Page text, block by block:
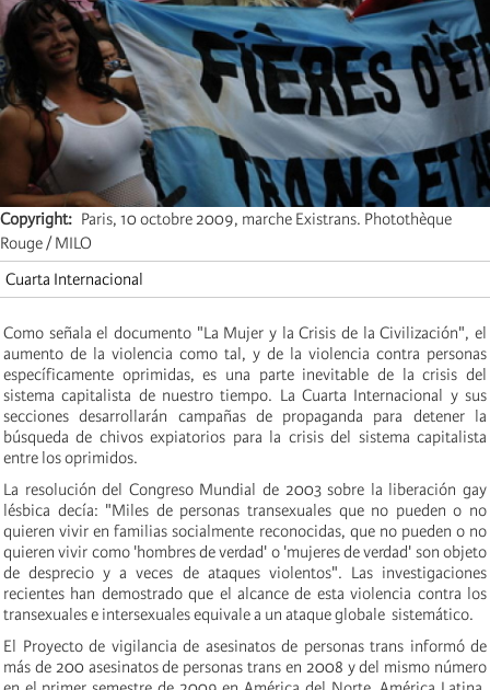
Copyright
Paris, 10 octobre 2009, marche Existrans. Photothèque
Rouge / MILO
Cuarta Internacional
Como señala el documento "La Mujer y la Crisis de la Civilización", el
aumento de la violencia como tal, y de la violencia contra personas
específicamente oprimidas, es una parte inevitable de la crisis del
sistema capitalista de nuestro tiempo. La Cuarta Internacional y sus
secciones desarrollarán campañas de propaganda para detener la
búsqueda de chivos expiatorios para la crisis del sistema capitalista
entre los oprimidos.
La resolución del Congreso Mundial de 2003 sobre la liberación gay
lésbica decía: "Miles de personas transexuales que no pueden o no
quieren vivir en familias socialmente reconocidas, que no pueden o no
quieren vivir como 'hombres de verdad' o 'mujeres de verdad' son objeto
de desprecio y a veces de ataques violentos". Las investigaciones
recientes han demostrado que el alcance de esta violencia contra los
transexuales e intersexuales equivale a un ataque globale sistemático.
El Proyecto de vigilancia de asesinatos de personas trans informó de
más de 200 asesinatos de personas trans en 2008 y del mismo número